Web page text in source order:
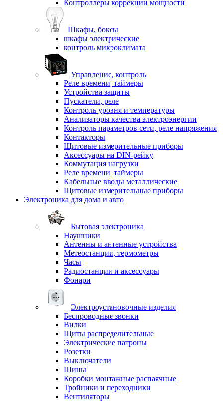
Контроллеры коррекции мощности
Шкафы, боксы
шкафы электрические
контроль микроклимата
Управление, контроль
Реле времени, таймеры
Устройства защиты
Пускатели, реле
Контроль уровня и температуры
Анализаторы качества электроэнергии
Контроль параметров сети, реле напряжения
Контакторы
Щитовые измерительные приборы
Аксессуары на DIN-рейку
Коммутация нагрузки
Реле времени, таймеры
Кабельные вводы металлические
Щитовые измерительные приборы
Электроника для дома и авто
Бытовая электроника
Наушники
Антенны и антенные устройства
Метеостанции, термометры
Часы
Радиостанции и аксессуары
Фонари
Электроустановочные изделия
Беспроводные звонки
Вилки
Щиты распределительные
Электрические патроны
Розетки
Выключатели
Шины
Коробки монтажные распаячные
Тройники и переходники
Вентиляторы